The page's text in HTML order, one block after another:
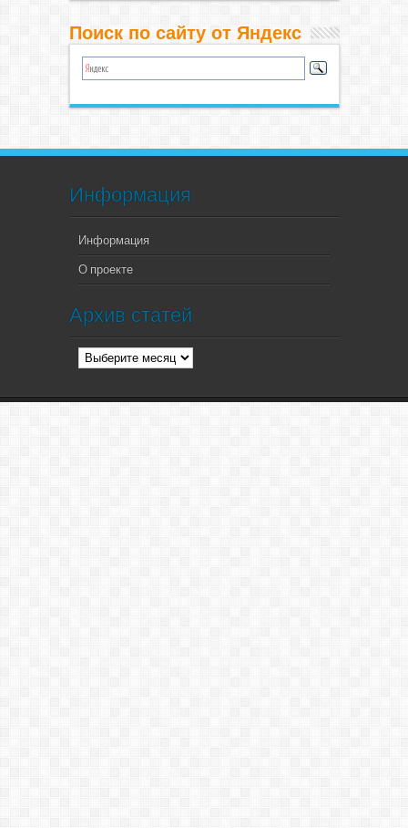
Поиск по сайту от Яндекс
Информация
Информация
О проекте
Архив статей
Архив
статей